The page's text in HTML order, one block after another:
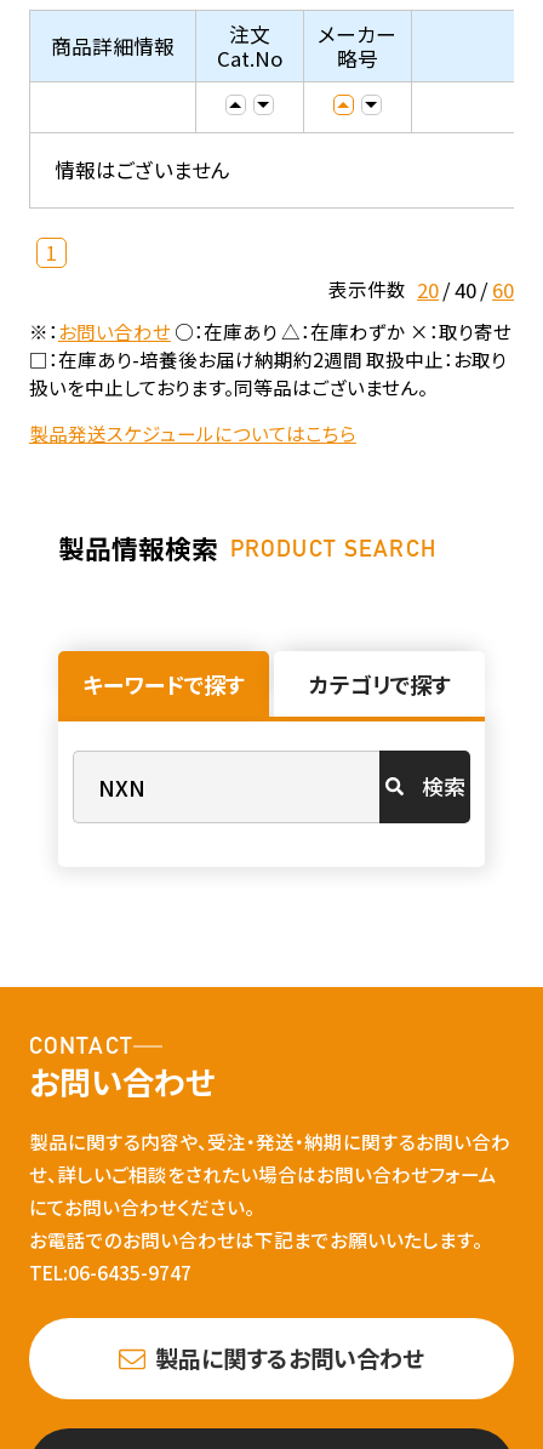
商品詳細情報
注文
Cat.No
メーカー
略号
情報はございません
1
表示件数 20 40 60
※：お問い合わせ○：在庫あり △：在庫わずか ×：取り寄せ
□：在庫あり-培養後お届け納期約2週間 取扱中止：お取り
扱いを中止しております。同等品はございません。
製品発送スケジュールについてはこちら
製品情報検索 PRODUCT SEARCH
キーワードで探す カテゴリで探す
検索
CONTACT
お問い合わせ
製品に関する内容や、受注・発送・納期に関するお問い合わ
せ、詳しいご相談をされたい場合はお問い合わせフォーム
にてお問い合わせください。
お電話でのお問い合わせは下記までお願いいたします。
TEL:06-6435-9747
製品に関するお問い合わせ